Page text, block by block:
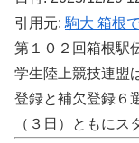
引用元: 駒大 箱根
第１０２回箱根駅
学生陸上競技連盟
登録と補欠登録６
（３日）ともに